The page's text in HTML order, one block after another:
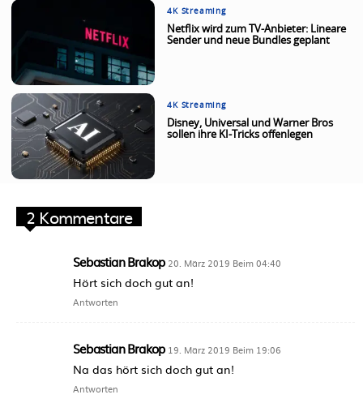
4K Streaming
Netflix wird zum TV-Anbieter: Lineare
Sender und neue Bundles geplant
4K Streaming
Disney, Universal und Warner Bros
sollen ihre KI-Tricks offenlegen
2 Kommentare
Sebastian Brakop 20. März 2019 Beim 04:40
Hört sich doch gut an!
Antworten
Sebastian Brakop 19. März 2019 Beim 19:06
Na das hört sich doch gut an!
Antworten